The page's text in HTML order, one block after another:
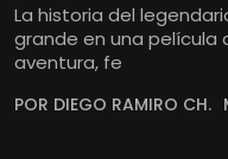
La historia del
grande en una película
aventura, fe
POR DIEGO RAMIRO CH.